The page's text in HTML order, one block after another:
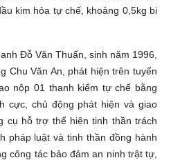
kim hỏa tự chế, khoảng 0,5kg bi
Đỗ Văn Thuấn, sinh năm 1996,
Chu Văn An, phát hiện trên tuyến
nộp 01 thanh kiếm tự chế bằng
cực, chủ động phát hiện và giao
cụ hỗ trợ thể hiện tinh thần trách
pháp luật và tinh thần đồng hành
công tác bảo đảm an ninh trật tự,